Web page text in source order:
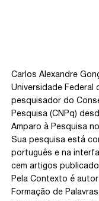
Carlos Alexandre
Universidade Federal
pesquisador do
Pesquisa (CNPq)
Amparo à Pesquisa
Sua pesquisa está
português e na
cem artigos
Pela Contexto é
Formação de